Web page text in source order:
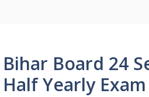
Bihar Board 24
Half Yearly